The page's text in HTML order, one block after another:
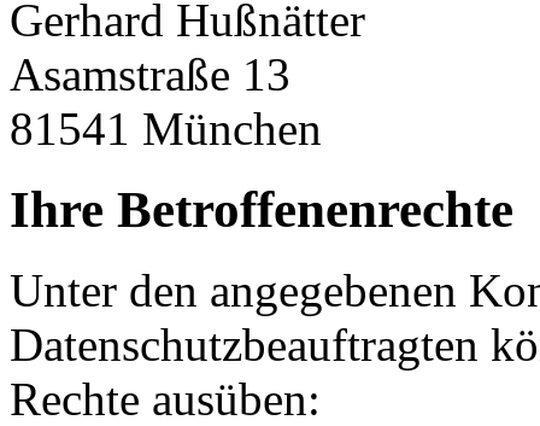
Gerhard Hußnätter
Asamstraße 13
81541 München
Ihre Betroffenenrechte
Unter den angegebenen
Datenschutzbeauftragten
Rechte ausüben: